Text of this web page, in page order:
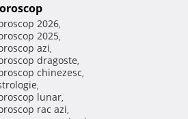
2026,
2025,
azi,
dragoste,
chinezesc,
,
lunar,
rac azi,